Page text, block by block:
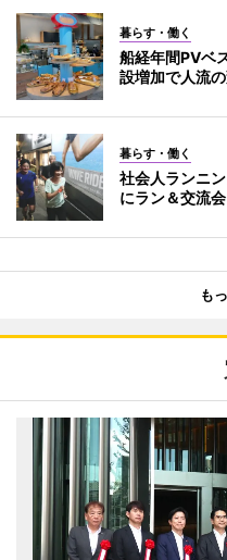
暮らす・働く
船経年間PVベ
設増加で人流
暮らす・働く
社会人ランニ
にラン＆交流会
も